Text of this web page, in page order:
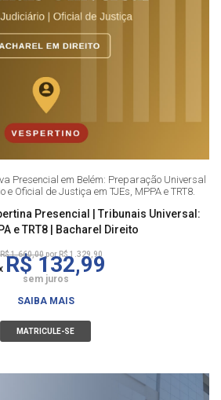
Presencial em Belém: Preparação Universal
Oficial de Justiça em TJEs, MPPA e TRT8.
Presencial | Tribunais Universal:
e TRT8 | Bacharel Direito
R$ 1.660,00por R$ 1.329,90
R$ 132,99
sem juros
SAIBA MAIS
MATRICULE-SE